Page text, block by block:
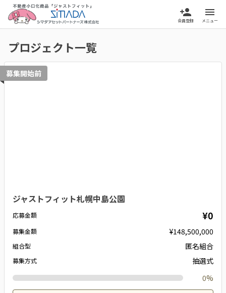
person_add
会員登録
menu
メニュー
プロジェクト一覧
募集開始前
ジャストフィット札幌中島公園
応募金額 ¥0
募集金額 ¥148,500,000
組合型 匿名組合
募集方式
抽選式
0%